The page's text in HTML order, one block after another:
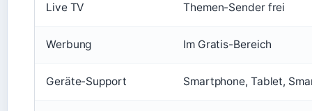
Live TV Themen-Sender frei
Werbung Im Gratis-Bereich
Geräte-Support Smartphone, Tablet,